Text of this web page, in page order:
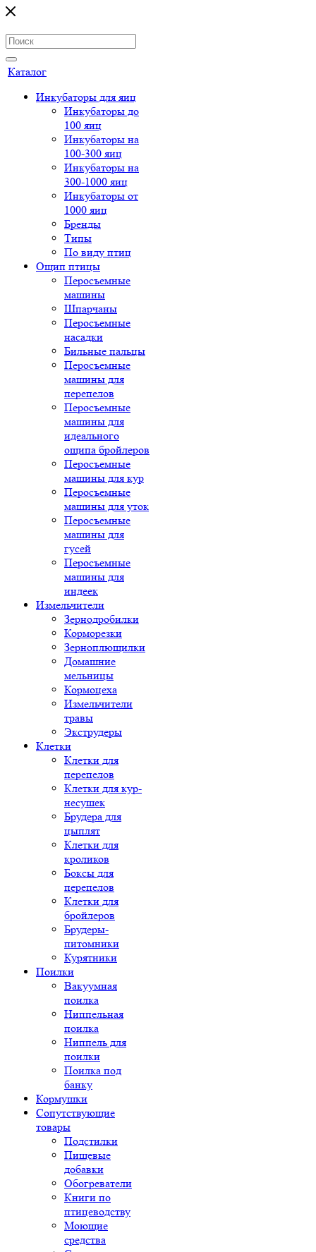
Каталог
Инкубаторы для яиц
Инкубаторы до
100 яиц
Инкубаторы на
100-300 яиц
Инкубаторы на
300-1000 яиц
Инкубаторы от
1000 яиц
Бренды
Типы
По виду птиц
Ощип птицы
Перосъемные
машины
Шпарчаны
Перосъемные
насадки
Бильные пальцы
Перосъемные
машины для
перепелов
Перосъемные
машины для
идеального
ощипа бройлеров
Перосъемные
машины для кур
Перосъемные
машины для уток
Перосъемные
машины для
гусей
Перосъемные
машины для
индеек
Измельчители
Зернодробилки
Корморезки
Зерноплющилки
Домашние
мельницы
Кормоцеха
Измельчители
травы
Экструдеры
Клетки
Клетки для
перепелов
Клетки для кур-
несушек
Брудера для
цыплят
Клетки для
кроликов
Боксы для
перепелов
Клетки для
бройлеров
Брудеры-
питомники
Курятники
Поилки
Вакуумная
поилка
Ниппельная
поилка
Ниппель для
поилки
Поилка под
банку
Кормушки
Сопутствующие
товары
Подстилки
Пищевые
добавки
Обогреватели
Книги по
птицеводству
Моющие
средства